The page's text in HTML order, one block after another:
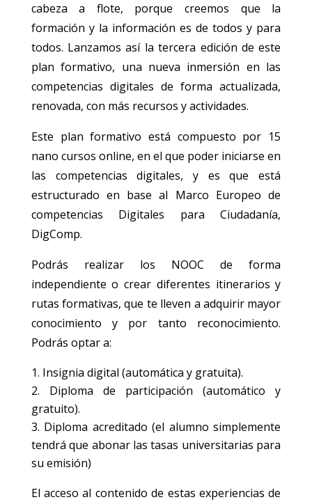
cabeza a flote, porque creemos que la
formación y la información es de todos y para
todos. Lanzamos así la tercera edición de este
plan formativo, una nueva inmersión en las
competencias digitales de forma actualizada,
renovada, con más recursos y actividades.
Este plan formativo está compuesto por 15
nano cursos online, en el que poder iniciarse en
las competencias digitales, y es que está
estructurado en base al Marco Europeo de
competencias Digitales para Ciudadanía,
DigComp.
Podrás realizar los NOOC de forma
independiente o crear diferentes itinerarios y
rutas formativas, que te lleven a adquirir mayor
conocimiento y por tanto reconocimiento.
Podrás optar a:
Insignia digital (automática y gratuita).
Diploma de participación (automático y
gratuito).
Diploma acreditado (el alumno simplemente
tendrá que abonar las tasas universitarias para
su emisión)
El acceso al contenido de estas experiencias de